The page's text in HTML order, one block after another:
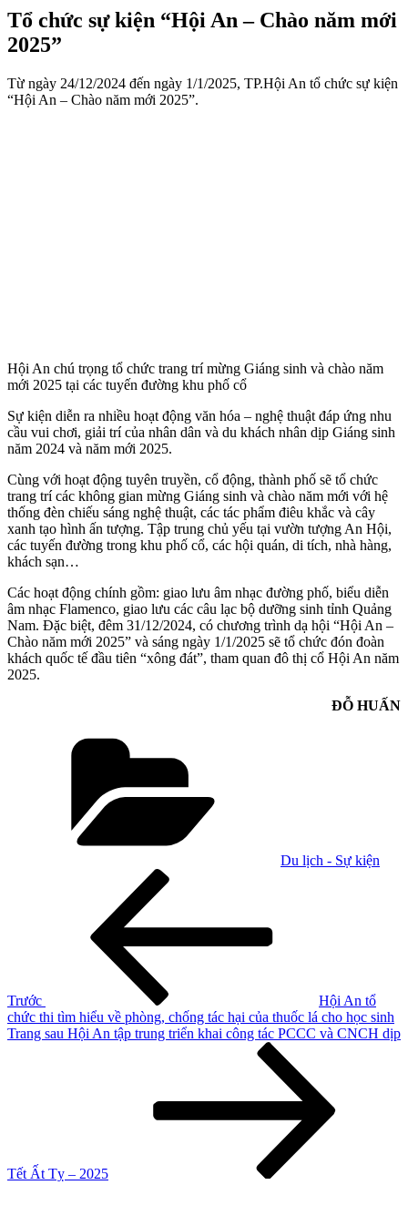
Tổ chức sự kiện “Hội An – Chào năm mới
2025”
Từ ngày 24/12/2024 đến ngày 1/1/2025, TP.Hội An tổ chức sự kiện
“Hội An – Chào năm mới 2025”.
Hội An chú trọng tổ chức trang trí mừng Giáng sinh và chào năm
mới 2025 tại các tuyến đường khu phố cổ
Sự kiện diễn ra nhiều hoạt động văn hóa – nghệ thuật đáp ứng nhu
cầu vui chơi, giải trí của nhân dân và du khách nhân dịp Giáng sinh
năm 2024 và năm mới 2025.
Cùng với hoạt động tuyên truyền, cổ động, thành phố sẽ tổ chức
trang trí các không gian mừng Giáng sinh và chào năm mới với hệ
thống đèn chiếu sáng nghệ thuật, các tác phẩm điêu khắc và cây
xanh tạo hình ấn tượng. Tập trung chủ yếu tại vườn tượng An Hội,
các tuyến đường trong khu phố cổ, các hội quán, di tích, nhà hàng,
khách sạn…
Các hoạt động chính gồm: giao lưu âm nhạc đường phố, biểu diễn
âm nhạc Flamenco, giao lưu các câu lạc bộ dưỡng sinh tỉnh Quảng
Nam. Đặc biệt, đêm 31/12/2024, có chương trình dạ hội “Hội An –
Chào năm mới 2025” và sáng ngày 1/1/2025 sẽ tổ chức đón đoàn
khách quốc tế đầu tiên “xông đát”, tham quan đô thị cổ Hội An năm
2025.
ĐỖ HUẤN
Du lịch - Sự kiện
Trước
Hội An tổ
chức thi tìm hiểu về phòng, chống tác hại của thuốc lá cho học sinh
Bài
Trang sau Hội An tập trung triển khai công tác PCCC và CNCH dịp
Tết Ất Tỵ – 2025